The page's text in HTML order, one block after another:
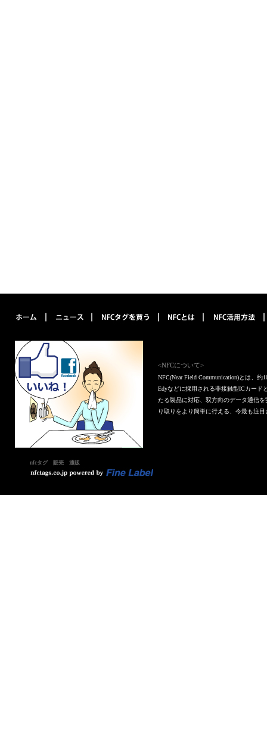
<NFCについて>
NFC(Near Field Communication)とは、
Edyなどに採用される非接触型ICカード
たる製品に対応、双方向のデータ通信
り取りをより簡単に行える、今最も注
nfcタグ 販売 通販